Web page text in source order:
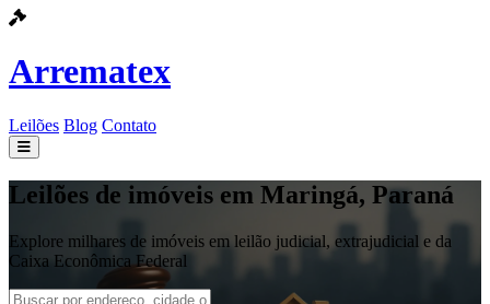
Arrematex
Leilões Blog Contato
Leilões
Leilões de imóveis em Maringá, Paraná
Explore milhares de imóveis em leilão judicial, extrajudicial e da
Caixa Econômica Federal